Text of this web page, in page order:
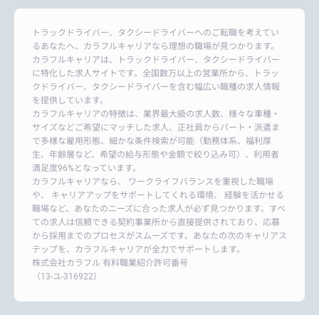
トラックドライバー、タクシードライバーへのご転職を考えてい
るあなたへ、カラフルキャリアなら理想の職場が見つかります。
カラフルキャリアは、トラックドライバー、タクシードライバー
に特化した求人サイトです。全国数万以上の営業所から、トラッ
クドライバー、タクシードライバーを含む幅広い職種の求人情報
を提供しています。
カラフルキャリアの特徴は、業界最大級の求人数、様々な車種・
サイズなどご希望にマッチした求人、正社員からパート・派遣ま
で多様な雇用形態、細かな条件検索が可能（勤務体系、福利厚
生、年齢層など、希望の給与形態や金額で絞り込み可）、利用者
満足度96%となっています。
カラフルキャリアなら、 ワークライフバランスを重視した職場
や、 キャリアアップをサポートしてくれる環境、 経験を活かせる
職場など、あなたのニーズに合った求人が必ず見つかります。すべ
ての求人は信頼できる契約事業所から直接提供されており、応募
から採用までのプロセスがスムーズです。あなたの次のキャリアス
テップを、カラフルキャリアが全力でサポートします。
株式会社カラフル 有料職業紹介許可番号
（13-ユ-316922）